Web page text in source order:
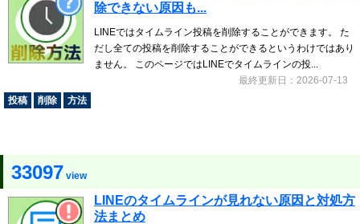
除できない原因も...
LINEではタイムライン投稿を削除することができます。 た
だし全ての投稿を削除することができるというわけではあり
ません。 このページではLINEでタイムラインの投...
最終更新日：2026-07-13
投稿
削除 方法
33097 view
LINEのタイムラインが見れない原因と対処方
法まとめ